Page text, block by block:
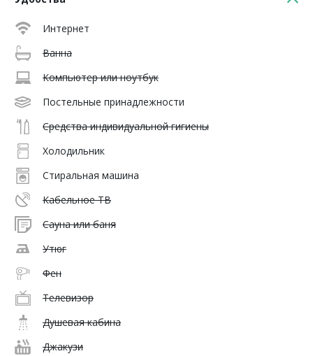
Интернет
Ванна
Компьютер или ноутбук
Постельные принадлежности
Средства индивидуальной гигиены
Холодильник
Стиральная машина
Кабельное ТВ
Сауна или баня
Утюг
Фен
Телевизор
Душевая кабина
Джакузи